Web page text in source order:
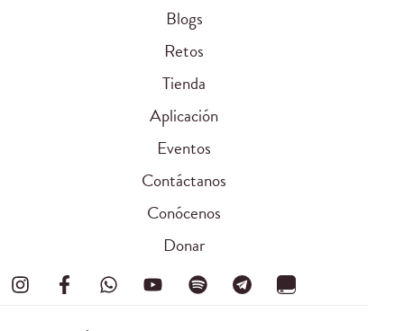
Blogs
Retos
Tienda
Aplicación
Eventos
Contáctanos
Conócenos
Donar